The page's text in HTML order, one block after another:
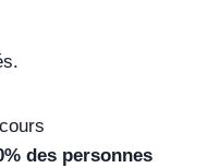
des personnes